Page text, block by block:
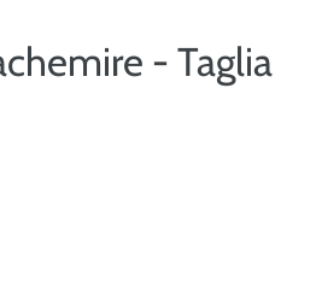
- Taglia